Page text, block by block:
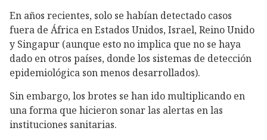
En años recientes, solo se habían detectado casos
fuera de África en Estados Unidos, Israel, Reino Unido
y Singapur (aunque esto no implica que no se haya
dado en otros países, donde los sistemas de detección
epidemiológica son menos desarrollados).
Sin embargo, los brotes se han ido multiplicando en
una forma que hicieron sonar las alertas en las
instituciones sanitarias.